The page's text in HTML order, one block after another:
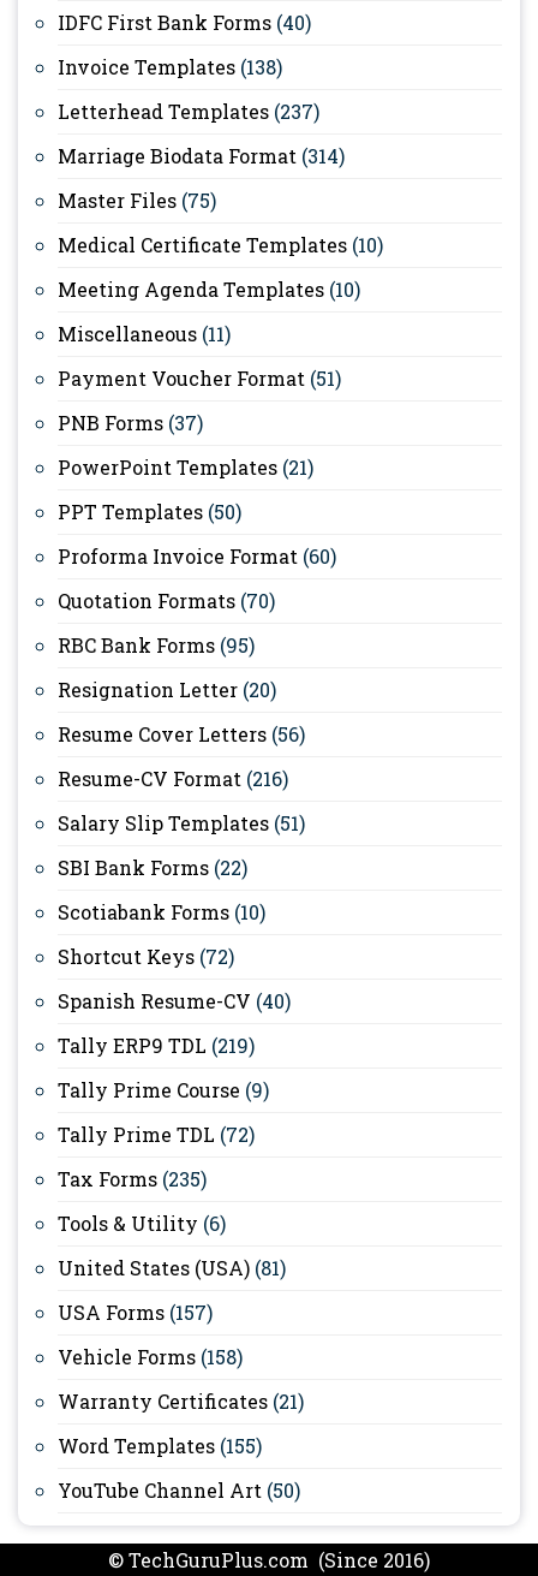
IDFC First Bank Forms (40)
Invoice Templates (138)
Letterhead Templates (237)
Marriage Biodata Format (314)
Master Files (75)
Medical Certificate Templates (10)
Meeting Agenda Templates (10)
Miscellaneous (11)
Payment Voucher Format (51)
PNB Forms (37)
PowerPoint Templates (21)
PPT Templates (50)
Proforma Invoice Format (60)
Quotation Formats (70)
RBC Bank Forms (95)
Resignation Letter (20)
Resume Cover Letters (56)
Resume-CV Format (216)
Salary Slip Templates (51)
SBI Bank Forms (22)
Scotiabank Forms (10)
Shortcut Keys (72)
Spanish Resume-CV (40)
Tally ERP9 TDL (219)
Tally Prime Course (9)
Tally Prime TDL (72)
Tax Forms (235)
Tools & Utility (6)
United States (USA) (81)
USA Forms (157)
Vehicle Forms (158)
Warranty Certificates (21)
Word Templates (155)
YouTube Channel Art (50)
© TechGuruPlus.com (Since 2016)